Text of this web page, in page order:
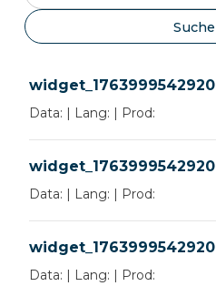
العربية
Čeština
Hrvatski
Eesti
Suomi
Latviešu
Lietuvių
Norsk
Nederlands
Polski
Português
Română
B Classic
Tethys H10
Tethys HMD
Millseal+ Evo
Millseal+ Manual
Verbrauchsmaterialien
Zubehörteile
widget_1763999542920
Data: Lang: Prod:
widget_1763999542920
Data: Lang: Prod:
widget_1763999542920
Data: Lang: Prod: